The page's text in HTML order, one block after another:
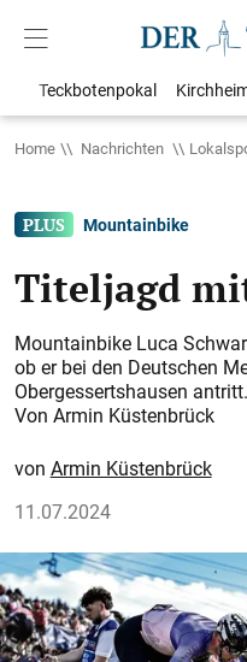
Teckbotenpokal
Home Nachrichten
Mountainbike
Titeljagd
Mountainbike Luca
ob er bei den Deutschen
Obergessertshausen
Von Armin Küstenbrück
Armin Küstenbrück
11.07.2024